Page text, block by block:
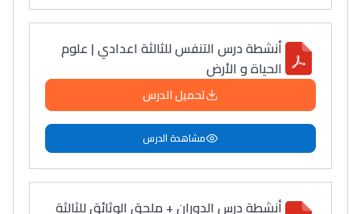
أنشطة درس التنفس للثالثة اعدادي | علوم
الحياة و الأرض
تحميل الدرس
مشاهدة الدرس
أنشطة درس الدوران + ملحق الوثائق للثالثة